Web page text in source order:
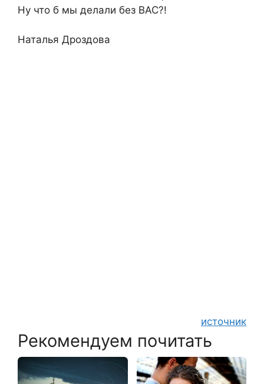
Ну что б мы делали без ВАС?!
Наталья Дроздова
источник
Рекомендуем почитать